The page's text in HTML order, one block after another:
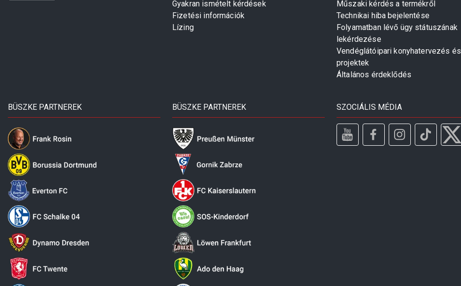
Gyakran ismételt kérdések
Fizetési információk
Lízing
Műszaki kérdés a termékről
Technikai hiba bejelentése
Folyamatban lévő ügy státuszának
lekérdezése
Vendéglátóipari konyhatervezés és
projektek
Általános érdeklődés
BÜSZKE PARTNEREK BÜSZKE PARTNEREK SZOCIÁLIS MÉDIA